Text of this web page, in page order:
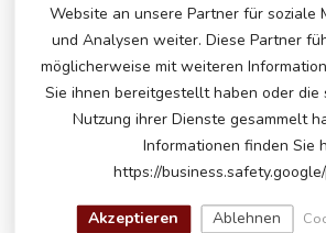
Website an unsere Partner für soziale
und Analysen weiter. Diese Partner
möglicherweise mit weiteren
Sie ihnen bereitgestellt haben oder die
Nutzung ihrer Dienste gesammelt
Informationen finden Sie
https://
Akzeptieren Ablehnen